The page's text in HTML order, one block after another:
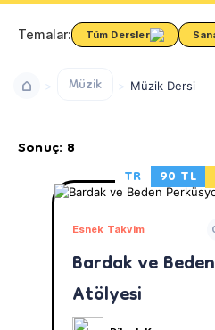
Temalar: Tüm Dersler
Müzik Müzik Dersi
Sonuç: 8
TR
90 TL
Esnek Takvim
Bardak ve
Atölyesi